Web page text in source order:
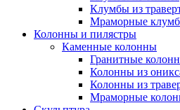
Клумбы из
Мраморные
Колонны и пилястры
Каменные колонны
Гранитные
Колонны из
Колонны из
Мраморные